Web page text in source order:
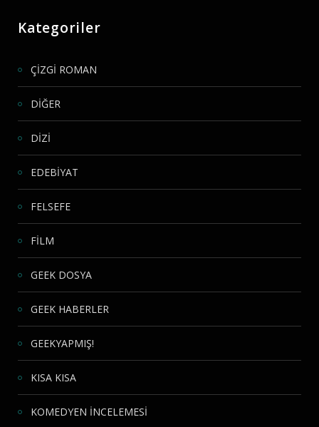
Kategoriler
ÇİZGİ ROMAN
DİĞER
DİZİ
EDEBİYAT
FELSEFE
FİLM
GEEK DOSYA
GEEK HABERLER
GEEKYAPMIŞ!
KISA KISA
KOMEDYEN İNCELEMESİ